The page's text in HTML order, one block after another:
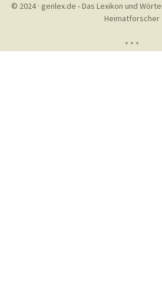
© 2024 · genlex.de - Das Lexikon und
Heimatforscher
* * *